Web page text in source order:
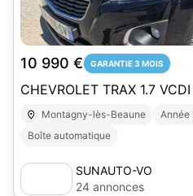
10 990 € GARANTIE 3 MOIS
CHEVROLET TRAX 1.7
Montagny-lès-Beaune Année
Boîte automatique
SUNAUTO-VO
24 annonces